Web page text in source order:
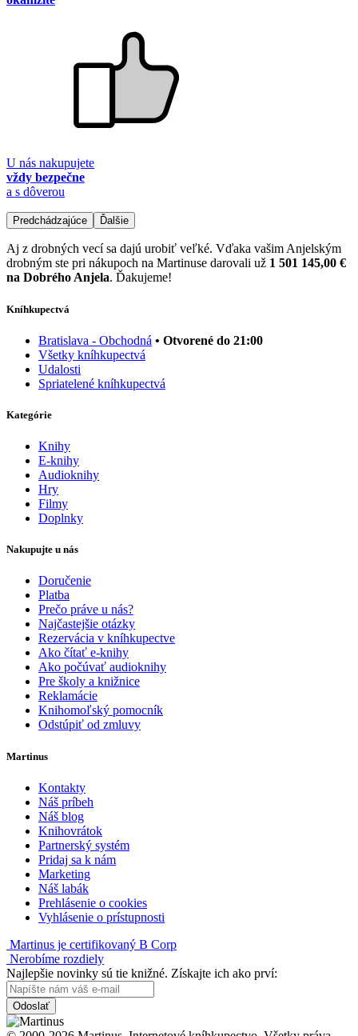
U nás nakupujete
vždy bezpečne
a s dôverou
Predchádzajúce Ďalšie
Aj z drobných vecí sa dajú urobiť veľké. Vďaka vašim Anjelským
drobným ste pri nákupoch na Martinuse darovali už 1 501 145,00 €
na Dobrého Anjela. Ďakujeme!
Kníhkupectvá
Bratislava - Obchodná • Otvorené do 21:00
Všetky kníhkupectvá
Udalosti
Spriatelené kníhkupectvá
Kategórie
Knihy
E-knihy
Audioknihy
Hry
Filmy
Doplnky
Nakupujte u nás
Doručenie
Platba
Prečo práve u nás?
Najčastejšie otázky
Rezervácia v kníhkupectve
Ako čítať e-knihy
Ako počúvať audioknihy
Pre školy a knižnice
Reklamácie
Knihomoľský pomocník
Odstúpiť od zmluvy
Martinus
Kontakty
Náš príbeh
Náš blog
Knihovrátok
Partnerský systém
Pridaj sa k nám
Marketing
Náš labák
Prehlásenie o cookies
Vyhlásenie o prístupnosti
Martinus je certifikovaný B Corp
Nerobíme rozdiely
Najlepšie novinky sú tie knižné. Získajte ich ako prví:
Odoslať